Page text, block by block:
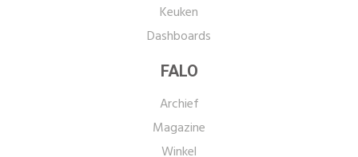
Keuken
Dashboards
FALO
Archief
Magazine
Winkel